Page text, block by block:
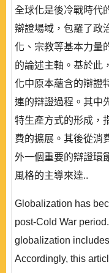
全球化是後冷戰時代
辯證場域，包羅了政
化、宗教等基本力量
的論述主軸。基於此
化中原本蘊含的辯證
連的辯證過程。其中
特生產方式的形成，
費的擴展。其後從消
外一個重要的辯證環
風格的主導來達..
Globalization has
post-Cold War
globalization
Accordingly, this